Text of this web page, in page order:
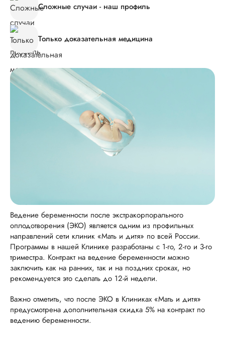
Сложные случаи - наш профиль
Только доказательная медицина
Ведение беременности после экстракорпорального
оплодотворения (ЭКО) является одним из профильных
направлений сети клиник «Мать и дитя» по всей России.
Программы в нашей Клинике разработаны с 1-го, 2-го и 3-го
триместра. Контракт на ведение беременности можно
заключить как на ранних, так и на поздних сроках, но
рекомендуется это сделать до 12-й недели.
Важно отметить, что после ЭКО в Клиниках «Мать и дитя»
предусмотрена дополнительная скидка 5% на контракт по
ведению беременности.